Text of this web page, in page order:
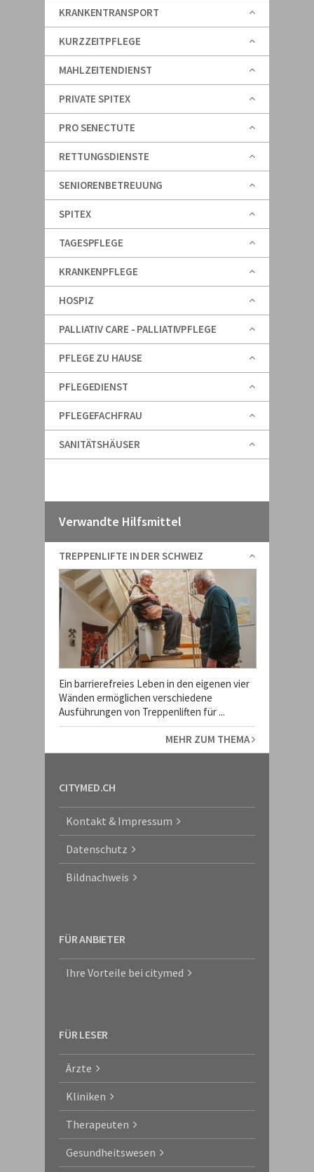
KRANKENTRANSPORT
KURZZEITPFLEGE
MAHLZEITENDIENST
PRIVATE SPITEX
PRO SENECTUTE
RETTUNGSDIENSTE
SENIORENBETREUUNG
SPITEX
TAGESPFLEGE
KRANKENPFLEGE
HOSPIZ
PALLIATIV CARE - PALLIATIVPFLEGE
PFLEGE ZU HAUSE
PFLEGEDIENST
PFLEGEFACHFRAU
SANITÄTSHÄUSER
Verwandte Hilfsmittel
TREPPENLIFTE IN DER SCHWEIZ
Ein barrierefreies Leben in den eigenen vier
Wänden ermöglichen verschiedene
Ausführungen von Treppenliften für ...
MEHR ZUM THEMA
CITYMED.CH
Kontakt & Impressum
Datenschutz
Bildnachweis
FÜR ANBIETER
Ihre Vorteile bei citymed
FÜR LESER
Ärzte
Kliniken
Therapeuten
Gesundheitswesen